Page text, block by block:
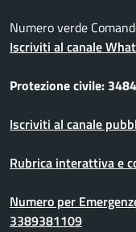
Numero verde
Iscriviti al canale
Protezione civile:
Iscriviti al canale
Rubrica interattiva e
Numero per
3389381109